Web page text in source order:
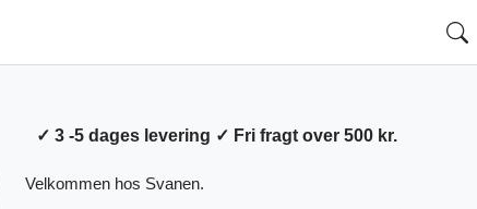
✓ 3 -5 dages levering ✓ Fri fragt over 500 kr.
Velkommen hos Svanen.